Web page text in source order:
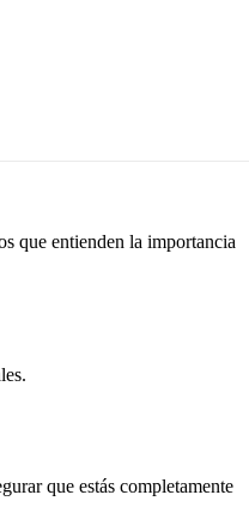
que entienden la importancia
que estás completamente